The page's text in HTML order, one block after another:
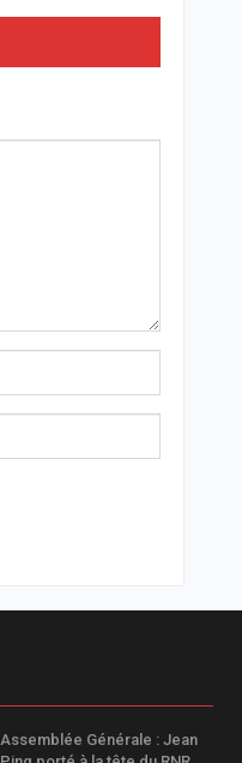
Assemblée Générale : Jean